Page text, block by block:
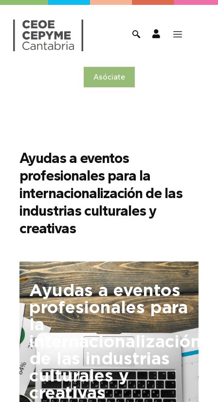
Asóciate
Ayudas a eventos
profesionales para la
internacionalización de las
industrias culturales y
creativas
Ayudas a eventos
profesionales para
la
internacionalización
de las industrias
culturales y
creativas